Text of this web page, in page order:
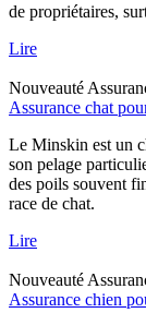
de propriétaires,
Lire
Nouveauté
Assurance chat
Le Minskin est un
son pelage
des poils souvent
race de chat.
Lire
Nouveauté
Assurance chien